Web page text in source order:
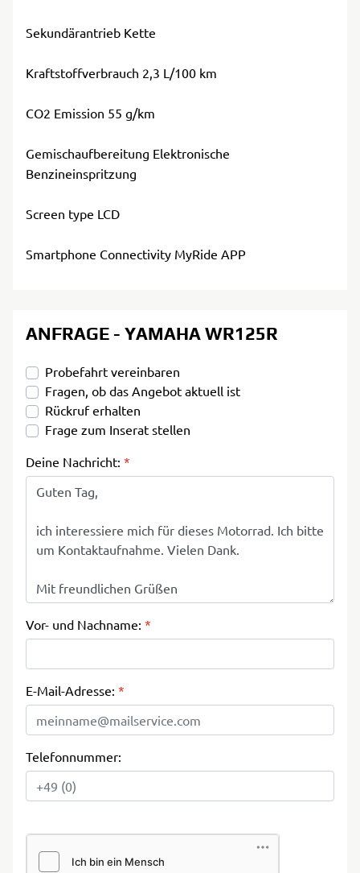
Sekundärantrieb Kette
Kraftstoffverbrauch 2,3 L/100 km
CO2 Emission 55 g/km
Gemischaufbereitung Elektronische
Benzineinspritzung
Screen type LCD
Smartphone Connectivity MyRide APP
ANFRAGE - YAMAHA WR125R
Probefahrt vereinbaren
Fragen, ob das Angebot aktuell ist
Rückruf erhalten
Frage zum Inserat stellen
Deine Nachricht: *
Vor- und Nachname: *
E-Mail-Adresse: *
Telefonnummer: